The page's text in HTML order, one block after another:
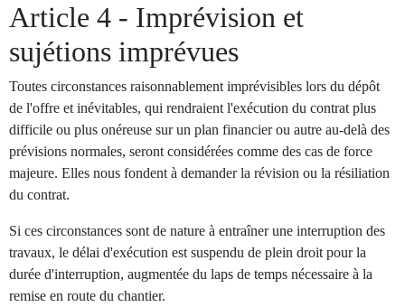
Article 4 - Imprévision et
sujétions imprévues
Toutes circonstances raisonnablement imprévisibles lors du dépôt
de l'offre et inévitables, qui rendraient l'exécution du contrat plus
difficile ou plus onéreuse sur un plan financier ou autre au-delà des
prévisions normales, seront considérées comme des cas de force
majeure. Elles nous fondent à demander la révision ou la résiliation
du contrat.
Si ces circonstances sont de nature à entraîner une interruption des
travaux, le délai d'exécution est suspendu de plein droit pour la
durée d'interruption, augmentée du laps de temps nécessaire à la
remise en route du chantier.